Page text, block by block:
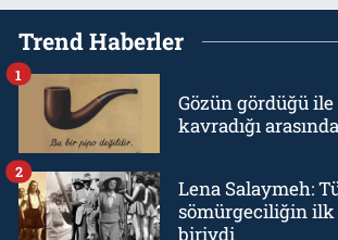
Trend Haberler
Gözün gördüğü
kavradığı
1
Lena Salaymeh:
sömürgeciliğin
biriydi
2